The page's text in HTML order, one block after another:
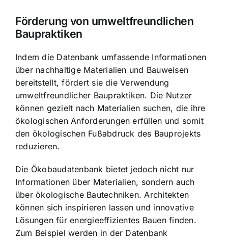
Förderung von umweltfreundlichen
Baupraktiken
Indem die Datenbank umfassende Informationen
über nachhaltige Materialien und Bauweisen
bereitstellt, fördert sie die Verwendung
umweltfreundlicher Baupraktiken. Die Nutzer
können gezielt nach Materialien suchen, die ihre
ökologischen Anforderungen erfüllen und somit
den ökologischen Fußabdruck des Bauprojekts
reduzieren.
Die Ökobaudatenbank bietet jedoch nicht nur
Informationen über Materialien, sondern auch
über ökologische Bautechniken. Architekten
können sich inspirieren lassen und innovative
Lösungen für energieeffizientes Bauen finden.
Zum Beispiel werden in der Datenbank